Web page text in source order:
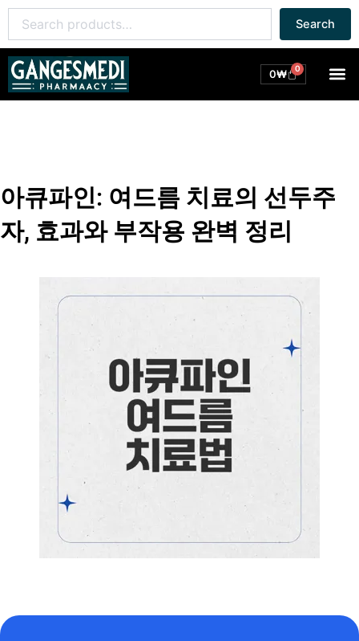
콘
츠
너
for:
Search
0₩ 0
Cart
아큐파인: 여드름 치료의 선두주
자, 효과와 부작용 완벽 정리